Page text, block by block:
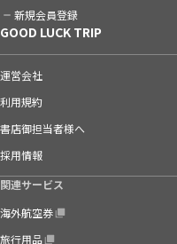
新規会員登録
GOOD LUCK TRIP
運営会社
利用規約
書店御担当者様へ
採用情報
関連サービス
海外航空券
旅行用品